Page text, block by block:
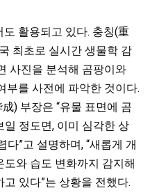
활용되고 있다. 충칭(重
최초로 실시간 생물학 감
사진을 분석해 곰팡이와
부를 사전에 파악한 것이다.
) 부장은 “유물 표면에 곰
정도면, 이미 심각한 상
”고 설명하며, “새롭게 개
와 습도 변화까지 감지해
있다”는 상황을 전했다.